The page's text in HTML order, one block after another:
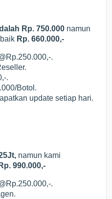
Rp. 750.000 namun
Rp. 660.000,-
.
.
Botol.
update setiap hari.
namun kami
Rp. 990.000,-
.